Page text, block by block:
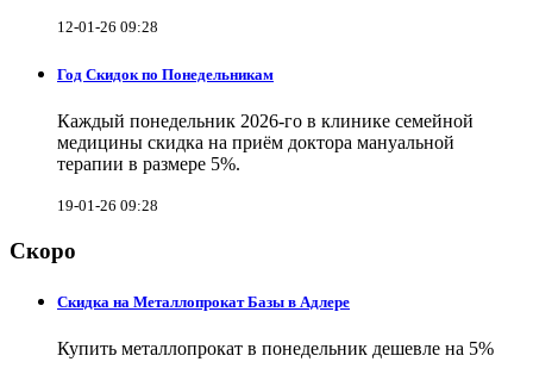
12-01-26 09:28
Год Скидок по Понедельникам
Каждый понедельник 2026-го в клинике семейной
медицины скидка на приём доктора мануальной
терапии в размере 5%.
19-01-26 09:28
Скоро
Скидка на Металлопрокат Базы в Адлере
Купить металлопрокат в понедельник дешевле на 5%